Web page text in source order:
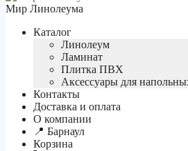
Мир Линолеума
Каталог
Линолеум
Ламинат
Плитка ПВХ
Аксессуары для
Контакты
Доставка и оплата
О компании
📍 Барнаул
Корзина